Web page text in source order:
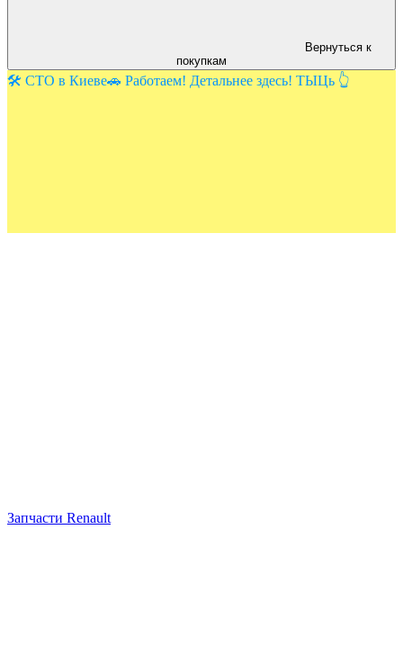
Вернуться к
покупкам
🛠️ СТО в Киеве🚗 Работаем! Детальнее здесь! ТЫЦь 👆
Запчасти Renault